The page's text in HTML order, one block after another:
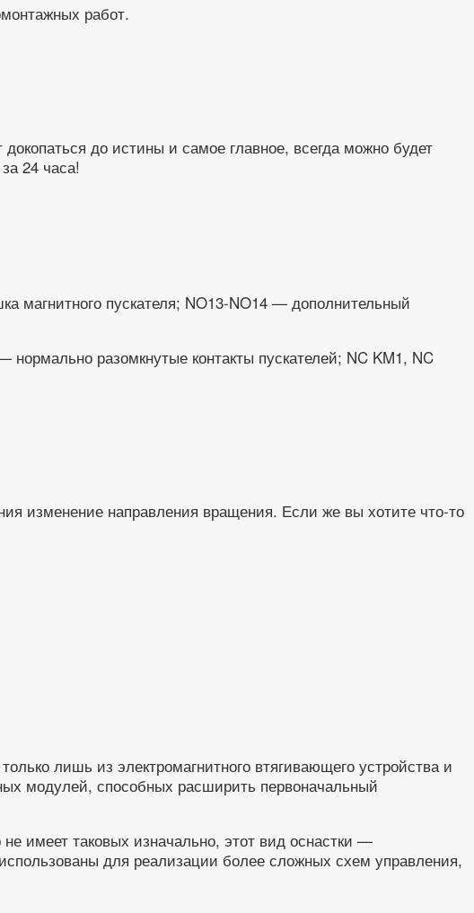
работ.
до истины и самое главное, всегда можно будет
24 часа!
магнитного пускателя; NO13-NO14 — дополнительный
разомкнутые контакты пускателей; NC KM1, NC
изменение направления вращения. Если же вы хотите что-то
лишь из электромагнитного втягивающего устройства и
модулей, способных расширить первоначальный
имеет таковых изначально, этот вид оснастки —
для реализации более сложных схем управления,